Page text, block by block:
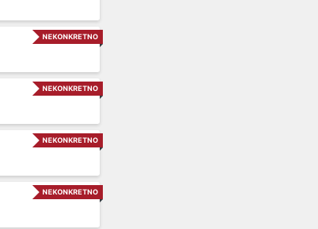
NEKONKRETNO
NEKONKRETNO
NEKONKRETNO
NEKONKRETNO